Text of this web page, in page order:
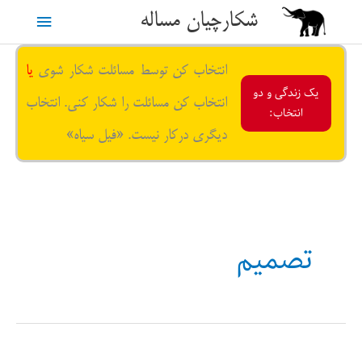
محتوا
شکارچیان مساله
فهرست
یک زندگی و دو
انتخاب:
انتخاب کن توسط مسائلت شکار شوی یا
انتخاب کن مسائلت را شکار کنی. انتخاب
دیگری درکار نیست. «فیل سیاه»
تصمیم